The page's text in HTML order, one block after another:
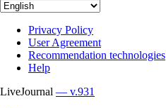
Privacy Policy
User Agreement
Recommendation technologies
Help
LiveJournal — v.931